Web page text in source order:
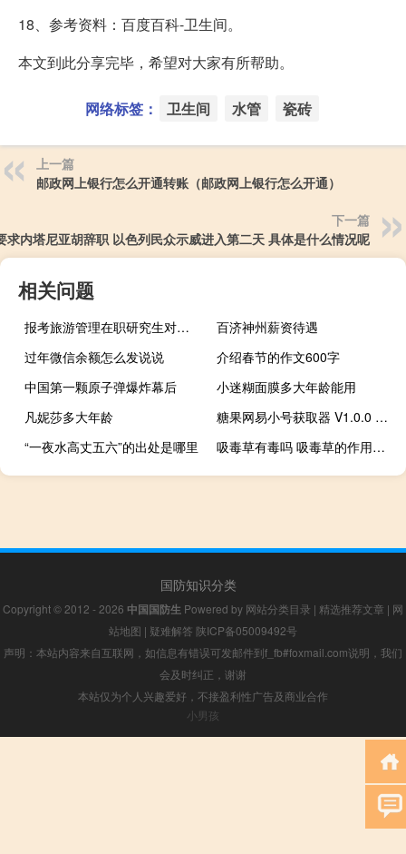
18、参考资料：百度百科-卫生间。
本文到此分享完毕，希望对大家有所帮助。
网络标签： 卫生间 水管 瓷砖
上一篇
邮政网上银行怎么开通转账（邮政网上银行怎么开通）
下一篇
求内塔尼亚胡辞职 以色列民众示威进入第二天 具体是什么情况呢
相关问题
报考旅游管理在职研究生对工作有帮助吗
百济神州薪资待遇
过年微信余额怎么发说说
介绍春节的作文600字
中国第一颗原子弹爆炸幕后
小迷糊面膜多大年龄能用
凡妮莎多大年龄
糖果网易小号获取器 V1.0.0 绿色免费版（糖果网易小号获取器 V1.0.0 绿色免费版功能简介）
“一夜水高丈五六”的出处是哪里
吸毒草有毒吗 吸毒草的作用是什么（吸毒草的作用）
国防知识分类
Copyright © 2012 - 2026 中国国防生 Powered by 网站分类目录 | 精选推荐文章 | 网
站地图 | 疑难解答 陕ICP备05009492号
声明：本站内容来自互联网，如信息有错误可发邮件到f_fb#foxmail.com说明，我们
会及时纠正，谢谢
本站仅为个人兴趣爱好，不接盈利性广告及商业合作
小男孩